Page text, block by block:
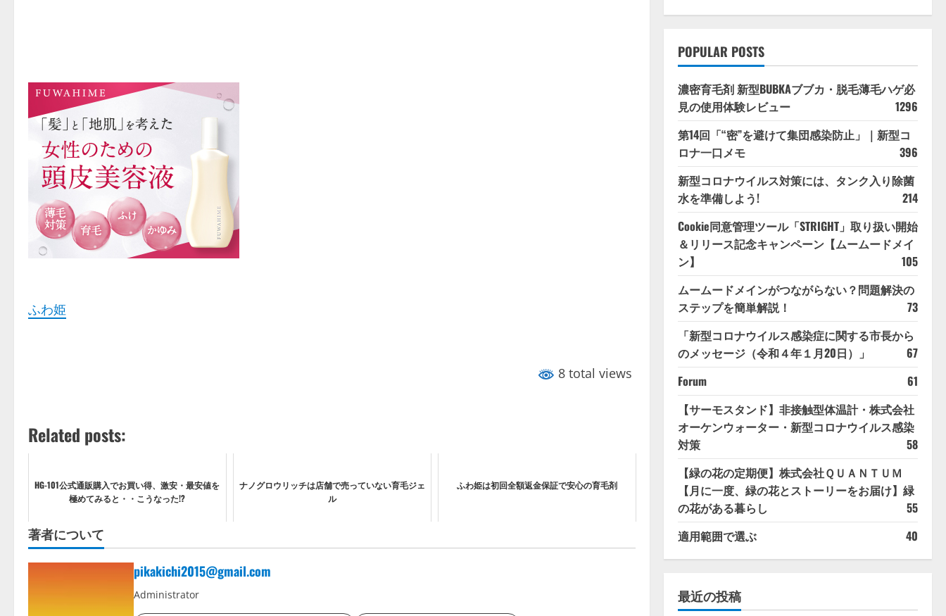
ふわ姫
8 total views
Related posts:
HG-101公式通販購入でお買い得、激安・最安値を
極めてみると・・こうなった!?
ナノグロウリッチは店舗で売っていない育毛ジェ
ル
ふわ姫は初回全額返金保証で安心の育毛剤
著者について
pikakichi2015@gmail.com
Administrator
POPULAR POSTS
濃密育毛剤 新型BUBKAブブカ・脱毛薄毛ハゲ必
見の使用体験レビュー
1296
第14回「“密”を避けて集団感染防止」｜新型コ
ロナ一口メモ
396
新型コロナウイルス対策には、タンク入り除菌
水を準備しよう!
214
Cookie同意管理ツール「STRIGHT」取り扱い開始
＆リリース記念キャンペーン【ムームードメイ
ン】
105
ムームードメインがつながらない？問題解決の
ステップを簡単解説！
73
「新型コロナウイルス感染症に関する市長から
のメッセージ（令和４年１月20日）」
67
Forum
61
【サーモスタンド】非接触型体温計・株式会社
オーケンウォーター・新型コロナウイルス感染
対策
58
【緑の花の定期便】株式会社ＱＵＡＮＴＵＭ
【月に一度、緑の花とストーリーをお届け】緑
の花がある暮らし
55
適用範囲で選ぶ
40
最近の投稿